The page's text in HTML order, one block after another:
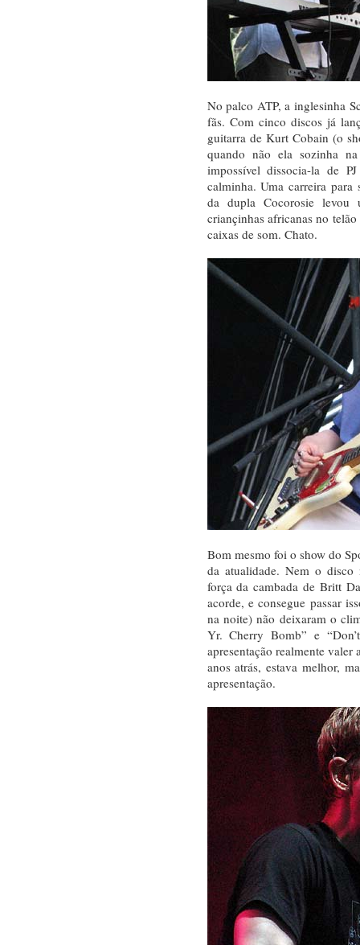
No palco ATP, a inglesinha
fãs. Com cinco discos já
guitarra de Kurt Cobain (o
quando não ela sozinha
impossível dissocia-la de
calminha. Uma carreira
da dupla Cocorosie levou
criançinhas africanas no
caixas de som. Chato.
Bom mesmo foi o show do
da atualidade. Nem o
força da cambada de Britt
acorde, e consegue passar
na noite) não deixaram o
Yr. Cherry Bomb” e
apresentação realmente
anos atrás, estava melhor,
apresentação.